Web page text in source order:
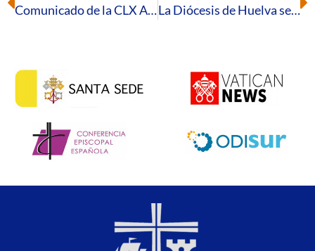
Comunicado de la CLX Asamblea Ordinaria de los Obispos del Sur de España La Diócesis de Huelva se une a la Jornada Mundial por el Trabajo Decente con un llamamiento a la dignidad laboral y la justicia social